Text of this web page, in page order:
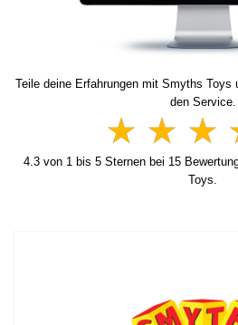
Teile deine Erfahrungen mit Smyths Toys
den Service.
4.3 von 1 bis 5 Sternen bei 15
Toys.